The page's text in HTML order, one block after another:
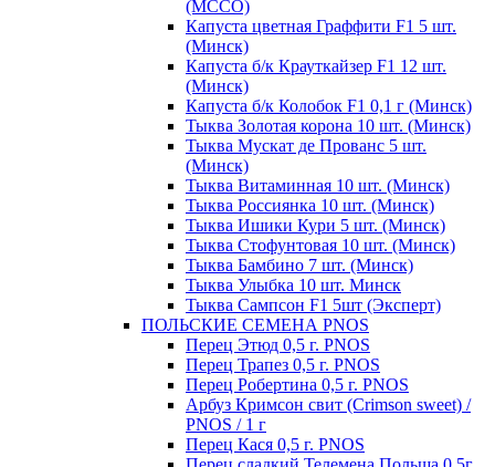
(МССО)
Капуста цветная Граффити F1 5 шт.
(Минск)
Капуста б/к Крауткайзер F1 12 шт.
(Минск)
Капуста б/к Колобок F1 0,1 г (Минск)
Тыква Золотая корона 10 шт. (Минск)
Тыква Мускат де Прованс 5 шт.
(Минск)
Тыква Витаминная 10 шт. (Минск)
Тыква Россиянка 10 шт. (Минск)
Тыква Ишики Кури 5 шт. (Минск)
Тыква Стофунтовая 10 шт. (Минск)
Тыква Бамбино 7 шт. (Минск)
Тыква Улыбка 10 шт. Минск
Тыква Сампсон F1 5шт (Эксперт)
ПОЛЬСКИЕ СЕМЕНА PNOS
Перец Этюд 0,5 г. PNOS
Перец Трапез 0,5 г. PNOS
Перец Робертина 0,5 г. PNOS
Арбуз Кримсон свит (Crimson sweet) /
PNOS / 1 г
Перец Кася 0,5 г. PNOS